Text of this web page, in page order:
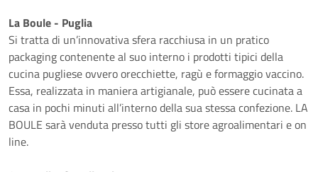
La Boule - Puglia
Si tratta di un’innovativa sfera racchiusa in un pratico
packaging contenente al suo interno i prodotti tipici della
cucina pugliese ovvero orecchiette, ragù e formaggio vaccino.
Essa, realizzata in maniera artigianale, può essere cucinata a
casa in pochi minuti all’interno della sua stessa confezione. LA
BOULE sarà venduta presso tutti gli store agroalimentari e on
line.